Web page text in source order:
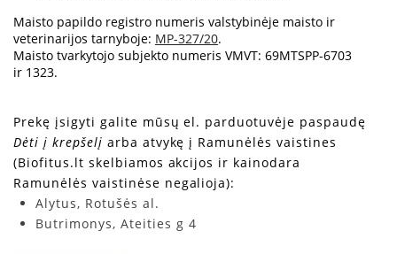
Maisto papildo registro numeris valstybinėje maisto ir
veterinarijos tarnyboje: MP-327/20.
Maisto tvarkytojo subjekto numeris VMVT: 69MTSPP-6703
ir 1323.
Prekę įsigyti galite mūsų el. parduotuvėje paspaudę
Dėti į krepšelį arba atvykę į Ramunėlės vaistines
(Biofitus.lt skelbiamos akcijos ir kainodara
Ramunėlės vaistinėse negalioja):
Alytus, Rotušės al.
Butrimonys, Ateities g 4